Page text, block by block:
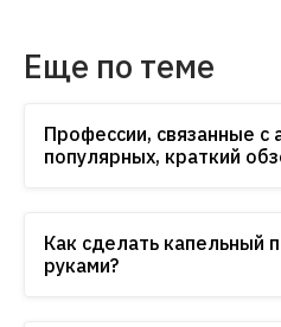
Еще по теме
Профессии, связанные с
популярных, краткий
Как сделать капельный
руками?